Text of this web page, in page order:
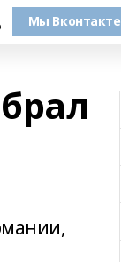
Мы Вконтакте